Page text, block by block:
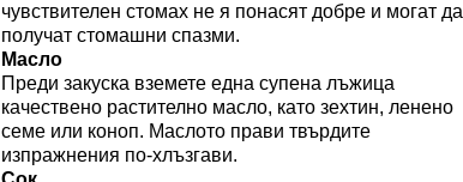
чувствителен стомах не я понасят добре и могат да
получат стомашни спазми.
Масло
Преди закуска вземете една супена лъжица
качествено растително масло, като зехтин, ленено
семе или коноп. Маслото прави твърдите
изпражнения по-хлъзгави.